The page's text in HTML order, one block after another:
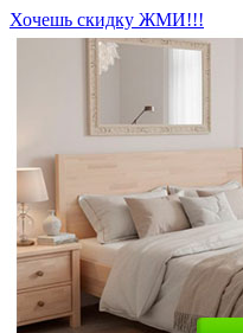
Хочешь скидку ЖМИ!!!